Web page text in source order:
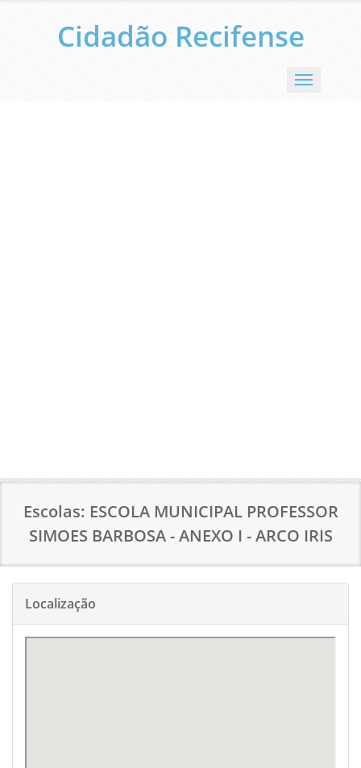
Cidadão Recifense
Menu
Escolas: ESCOLA MUNICIPAL PROFESSOR
SIMOES BARBOSA - ANEXO I - ARCO IRIS
Localização